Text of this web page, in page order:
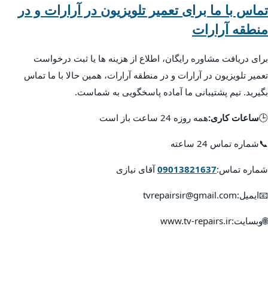
تماس با ما برای تعمیر تلویزیون در آرارات و در
منطقه آرارات
برای دریافت مشاوره رایگان، اطلاع از هزینه ها یا ثبت درخواست
تعمیر تلویزیون در آرارات و در منطقه آرارات، همین حالا با ما تماس
بگیرید. تیم پشتیبانی ما آماده پاسخگویی به شماست.
🕒ساعات کاری:همه روزه 24 ساعت باز است
📞شماره تماس 24 ساعته
شماره تماس:09013821637آقای نیازی
📧ایمیل:tvrepairsir@gmail.com
🌐وبسایت:www.tv-repairs.ir